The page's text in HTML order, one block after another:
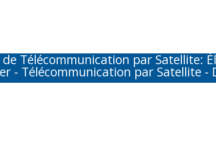
de Télécommunication par Satellite:
- Télécommunication par Satellite